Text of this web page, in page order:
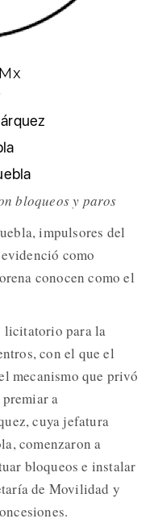
bloqueos y paros
impulsores del
como
conocen como el
licitatorio para la
con el que el
mecanismo que privó
a
cuya jefatura
comenzaron a
bloqueos e instalar
de Movilidad y